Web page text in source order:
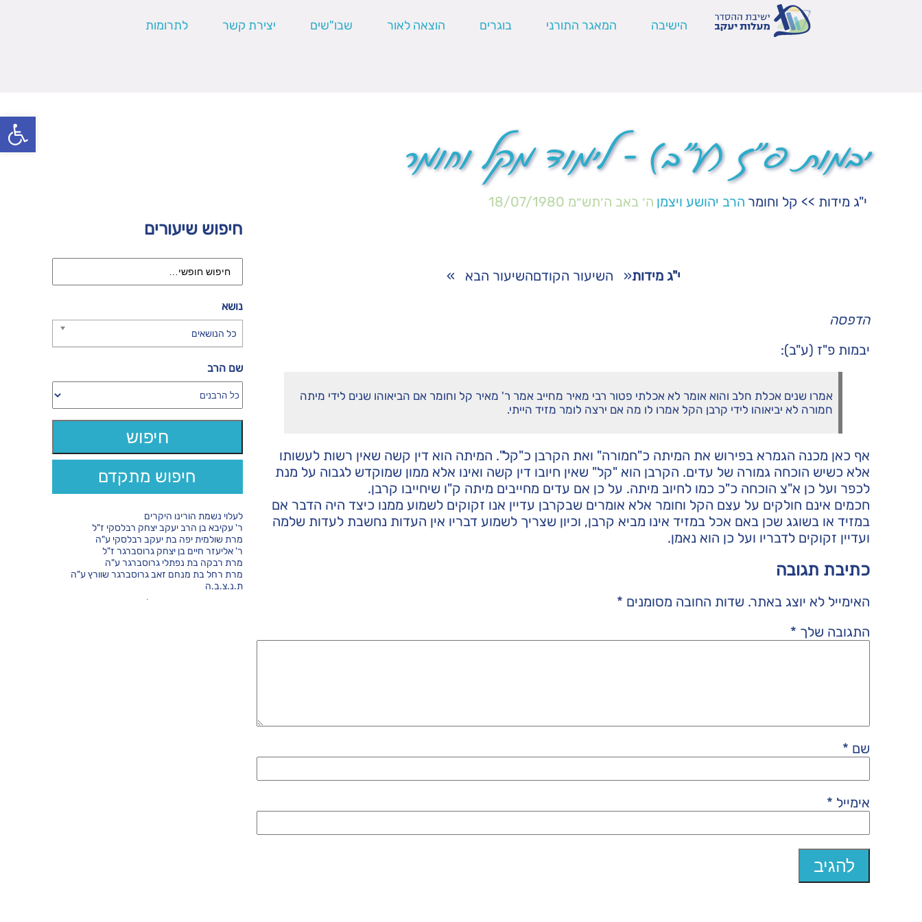
פתח
הישיבה המאגר התורני בוגרים הוצאה לאור שבו"שים יצירת קשר לתרומות
יבמות פ"ז (ע"ב) – לימוד מקל וחומר
י"ג מידות >> קל וחומר הרב יהושע ויצמן ה׳ באב ה׳תש״מ 18/07/1980
י"ג מידות« השיעור הקודםהשיעור הבא »
הדפסה
יבמות פ"ז (ע"ב):
אמרו שנים אכלת חלב והוא אומר לא אכלתי פטור רבי מאיר מחייב אמר ר' מאיר קל וחומר אם הביאוהו שנים לידי מיתה
חמורה לא יביאוהו לידי קרבן הקל אמרו לו מה אם ירצה לומר מזיד הייתי.
אף כאן מכנה הגמרא בפירוש את המיתה כ"חמורה" ואת הקרבן כ"קל". המיתה הוא דין קשה שאין רשות לעשותו
אלא כשיש הוכחה גמורה של עדים. הקרבן הוא "קל" שאין חיובו דין קשה ואינו אלא ממון שמוקדש לגבוה על מנת
לכפר ועל כן א"צ הוכחה כ"כ כמו לחיוב מיתה. על כן אם עדים מחייבים מיתה ק"ו שיחייבו קרבן.
חכמים אינם חולקים על עצם הקל וחומר אלא אומרים שבקרבן עדיין אנו זקוקים לשמוע ממנו כיצד היה הדבר אם
במזיד או בשוגג שכן באם אכל במזיד אינו מביא קרבן, וכיון שצריך לשמוע דבריו אין העדות נחשבת לעדות שלמה
ועדיין זקוקים לדבריו ועל כן הוא נאמן.
כתיבת תגובה
האימייל לא יוצג באתר. שדות החובה מסומנים *
התגובה שלך *
שם *
אימייל *
חיפוש שיעורים
נושא
כל הנושאים
שם הרב
חיפוש מתקדם
לעלוי נשמת הורינו היקרים
ר' עקיבא בן הרב יעקב יצחק רבלסקי ז"ל
מרת שולמית יפה בת יעקב רבלסקי ע"ה
ר' אליעזר חיים בן יצחק גרוסברגר ז"ל
מרת רבקה בת נפתלי גרוסברגר ע"ה
מרת רחל בת מנחם זאב גרוסברגר שוורץ ע"ה
ת.נ.צ.ב.ה